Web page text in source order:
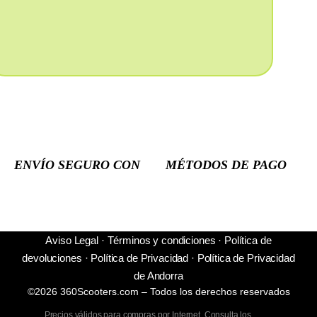
ENVÍO SEGURO CON MÉTODOS DE PAGO
Aviso Legal· Términos y condiciones · Política de
devoluciones · Política de Privacidad · Política de Privacidad
de Andorra
©2026 360Scooters.com – Todos los derechos reservados
Precios válidos para compras por Internet. Consulta los